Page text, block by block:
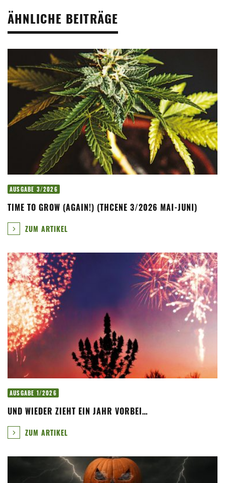
ÄHNLICHE BEITRÄGE
AUSGABE 3/2026
TIME TO GROW (AGAIN!) (THCENE 3/2026 MAI-JUNI)
ZUM ARTIKEL
AUSGABE 1/2026
UND WIEDER ZIEHT EIN JAHR VORBEI…
ZUM ARTIKEL